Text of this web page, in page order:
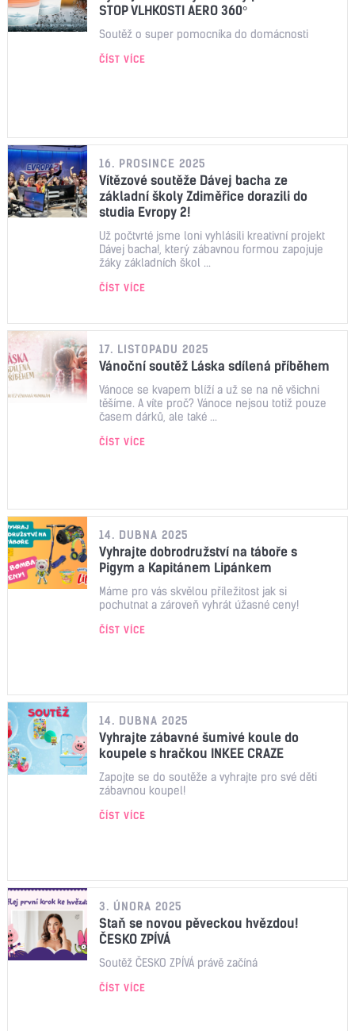
STOP VLHKOSTI AERO 360°
Soutěž o super pomocníka do domácnosti
ČÍST VÍCE
16. PROSINCE 2025
Vítězové soutěže Dávej bacha ze
základní školy Zdiměřice dorazili do
studia Evropy 2!
Už počtvrté jsme loni vyhlásili kreativní projekt
Dávej bacha!, který zábavnou formou zapojuje
žáky základních škol ...
ČÍST VÍCE
17. LISTOPADU 2025
Vánoční soutěž Láska sdílená příběhem
Vánoce se kvapem blíží a už se na ně všichni
těšíme. A víte proč? Vánoce nejsou totiž pouze
časem dárků, ale také ...
ČÍST VÍCE
14. DUBNA 2025
Vyhrajte dobrodružství na táboře s
Pigym a Kapitánem Lipánkem
Máme pro vás skvělou příležitost jak si
pochutnat a zároveň vyhrát úžasné ceny!
ČÍST VÍCE
14. DUBNA 2025
Vyhrajte zábavné šumivé koule do
koupele s hračkou INKEE CRAZE
Zapojte se do soutěže a vyhrajte pro své děti
zábavnou koupel!
ČÍST VÍCE
3. ÚNORA 2025
Staň se novou pěveckou hvězdou!
ČESKO ZPÍVÁ
Soutěž ČESKO ZPÍVÁ právě začíná
ČÍST VÍCE